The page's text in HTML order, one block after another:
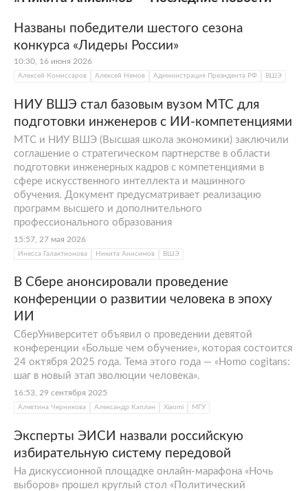
Названы победители шестого сезона
конкурса «Лидеры России»
10:30, 16 июня 2026
Алексей Комиссаров Алексей Немов Администрация Президента РФ ВШЭ
НИУ ВШЭ стал базовым вузом МТС для
подготовки инженеров с ИИ-компетенциями
МТС и НИУ ВШЭ (Высшая школа экономики) заключили
соглашение о стратегическом партнерстве в области
подготовки инженерных кадров с компетенциями в
сфере искусственного интеллекта и машинного
обучения. Документ предусматривает реализацию
программ высшего и дополнительного
профессионального образования
15:57, 27 мая 2026
Инесса Галактионова Никита Анисимов ВШЭ
В Сбере анонсировали проведение
конференции о развитии человека в эпоху
ИИ
СберУниверситет объявил о проведении девятой
конференции «Больше чем обучение», которая состоится
24 октября 2025 года. Тема этого года — «Homo cogitans:
шаг в новый этап эволюции человека».
16:53, 29 сентября 2025
Алевтина Черникова Александр Каплан Xiaomi МГУ
Эксперты ЭИСИ назвали российскую
избирательную систему передовой
На дискуссионной площадке онлайн-марафона «Ночь
выборов» прошел круглый стол «Политический